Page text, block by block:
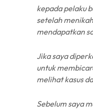
kepada pelaku
setelah
mendapatkan
Jika saya
untuk
melihat kasus
Sebelum saya